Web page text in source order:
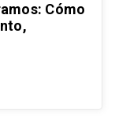
Cómo